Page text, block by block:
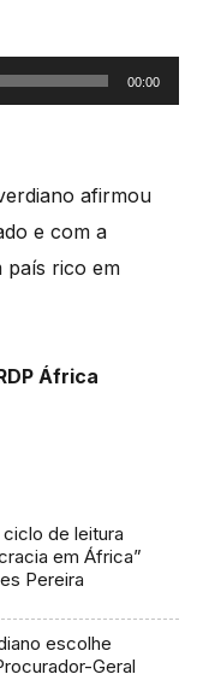
00:00
afirmou
e com a
país rico em
África
de leitura
em África”
Pereira
escolhe
Geral